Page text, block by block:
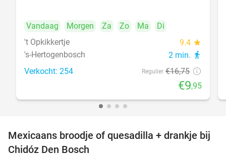
Vandaag Morgen Za Zo Ma
Di
't Opkikkertje
9.4 star
's-Hertogenbosch 2 min. directions_walk
Verkocht: 254 Regulier €16,75
€9,95
37%
Mexicaans broodje of quesadilla + drankje bij
Chidóz Den Bosch